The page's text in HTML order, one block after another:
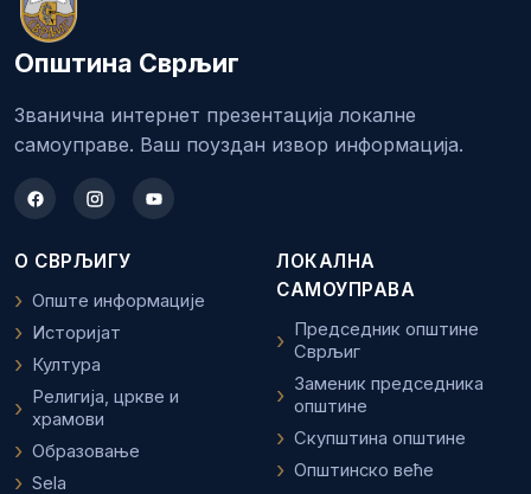
Општина Сврљиг
Званична интернет презентација локалне
самоуправе. Ваш поуздан извор информација.
О СВРЉИГУ
Опште информације
Историјат
Култура
Религија, цркве и
храмови
Образовање
Sela
ЛОКАЛНА
САМОУПРАВА
Председник општине
Сврљиг
Заменик председника
општине
Скупштина општине
Општинско веће